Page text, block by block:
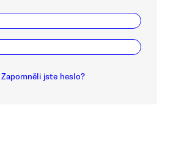
Zapomněli jste heslo?